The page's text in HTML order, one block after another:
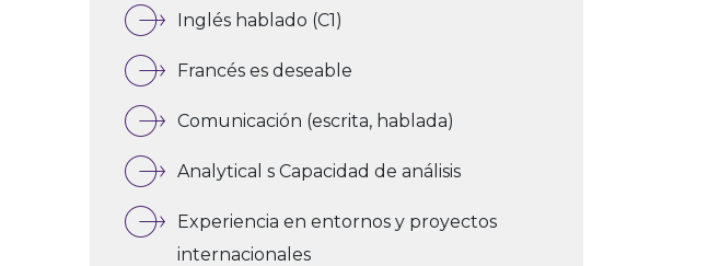
Inglés hablado (C1)
Francés es deseable
Comunicación (escrita, hablada)
Analytical s Capacidad de análisis
Experiencia en entornos y proyectos
internacionales